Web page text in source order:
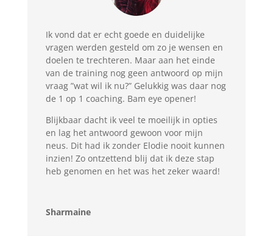
Ik vond dat er echt goede en duidelijke
vragen werden gesteld om zo je wensen en
doelen te trechteren. Maar aan het einde
van de training nog geen antwoord op mijn
vraag ”wat wil ik nu?” Gelukkig was daar nog
de 1 op 1 coaching. Bam eye opener!
Blijkbaar dacht ik veel te moeilijk in opties
en lag het antwoord gewoon voor mijn
neus. Dit had ik zonder Elodie nooit kunnen
inzien! Zo ontzettend blij dat ik deze stap
heb genomen en het was het zeker waard!
Sharmaine